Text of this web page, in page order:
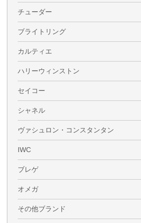
チューダー
ブライトリング
カルティエ
ハリーウィンストン
セイコー
シャネル
ヴァシュロン・コンスタンタン
IWC
ブレゲ
オメガ
その他ブランド